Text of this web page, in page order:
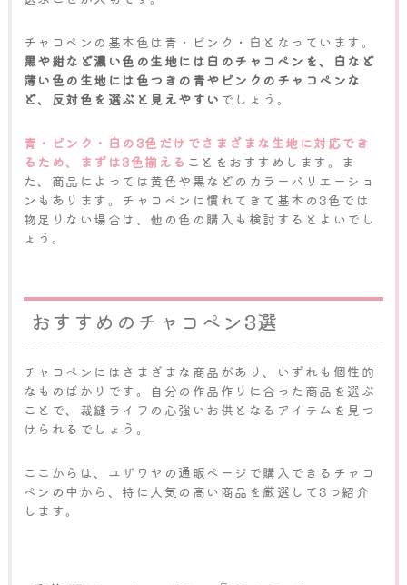
チャコペンの基本色は青・ピンク・白となっています。
黒や紺など濃い色の生地には白のチャコペンを、白など
薄い色の生地には色つきの青やピンクのチャコペンな
ど、反対色を選ぶと見えやすい でしょう。
青・ピンク・白の3色だけでさまざまな生地に対応でき
るため、まずは3色揃える ことをおすすめします。ま
た、商品によっては黄色や黒などのカラーバリエーショ
ンもあります。チャコペンに慣れてきて基本の3色では
物足りない場合は、他の色の購入も検討するとよいでし
ょう。
おすすめのチャコペン3選
チャコペンにはさまざまな商品があり、いずれも個性的
なものばかりです。自分の作品作りに合った商品を選ぶ
ことで、裁縫ライフの心強いお供となるアイテムを見つ
けられるでしょう。
ここからは、ユザワヤの通販ページで購入できるチャコ
ペンの中から、特に人気の高い商品を厳選して3つ紹介
します。